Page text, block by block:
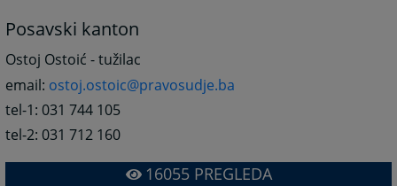
Posavski kanton
Ostoj Ostoić - tužilac
email: ostoj.ostoic@pravosudje.ba
tel-1: 031 744 105
tel-2: 031 712 160
16055PREGLEDA